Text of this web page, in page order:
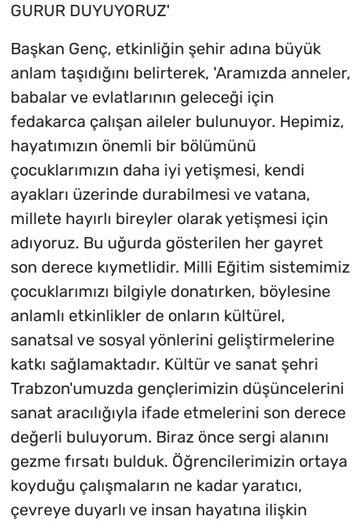
GURUR DUYUYORUZ'
Başkan Genç, etkinliğin şehir adına büyük
anlam taşıdığını belirterek, 'Aramızda anneler,
babalar ve evlatlarının geleceği için
fedakarca çalışan aileler bulunuyor. Hepimiz,
hayatımızın önemli bir bölümünü
çocuklarımızın daha iyi yetişmesi, kendi
ayakları üzerinde durabilmesi ve vatana,
millete hayırlı bireyler olarak yetişmesi için
adıyoruz. Bu uğurda gösterilen her gayret
son derece kıymetlidir. Milli Eğitim sistemimiz
çocuklarımızı bilgiyle donatırken, böylesine
anlamlı etkinlikler de onların kültürel,
sanatsal ve sosyal yönlerini geliştirmelerine
katkı sağlamaktadır. Kültür ve sanat şehri
Trabzon'umuzda gençlerimizin düşüncelerini
sanat aracılığıyla ifade etmelerini son derece
değerli buluyorum. Biraz önce sergi alanını
gezme fırsatı bulduk. Öğrencilerimizin ortaya
koyduğu çalışmaların ne kadar yaratıcı,
çevreye duyarlı ve insan hayatına ilişkin